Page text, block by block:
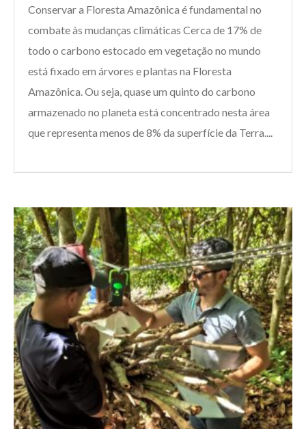
Conservar a Floresta Amazônica é fundamental no
combate às mudanças climáticas Cerca de 17% de
todo o carbono estocado em vegetação no mundo
está fixado em árvores e plantas na Floresta
Amazônica. Ou seja, quase um quinto do carbono
armazenado no planeta está concentrado nesta área
que representa menos de 8% da superfície da Terra....